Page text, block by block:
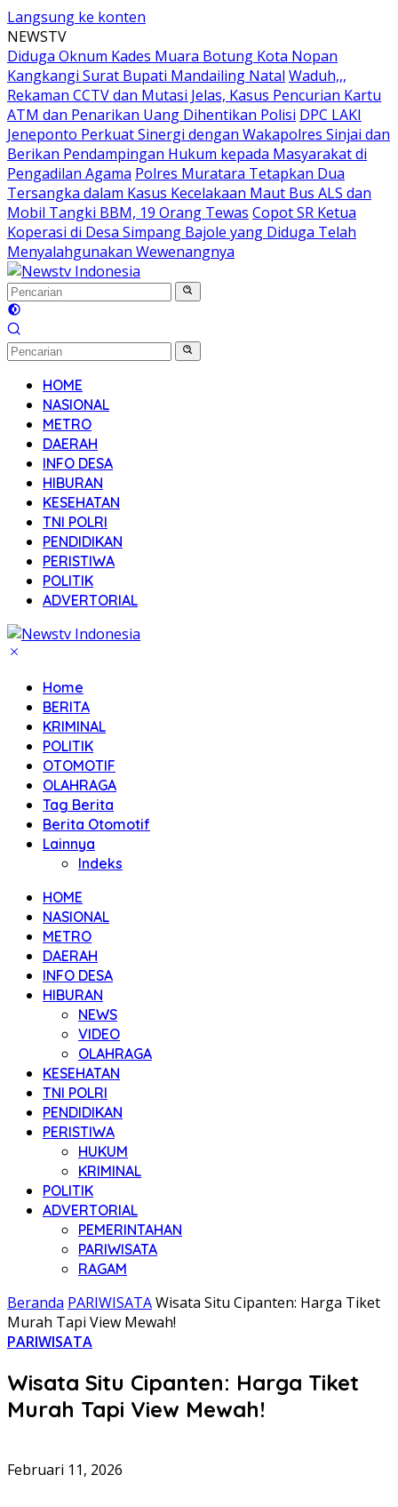
Langsung ke konten
NEWSTV
Diduga Oknum Kades Muara Botung Kota Nopan
Kangkangi Surat Bupati Mandailing Natal Waduh,,,
Rekaman CCTV dan Mutasi Jelas, Kasus Pencurian Kartu
ATM dan Penarikan Uang Dihentikan Polisi DPC LAKI
Jeneponto Perkuat Sinergi dengan Wakapolres Sinjai dan
Berikan Pendampingan Hukum kepada Masyarakat di
Pengadilan Agama Polres Muratara Tetapkan Dua
Tersangka dalam Kasus Kecelakaan Maut Bus ALS dan
Mobil Tangki BBM, 19 Orang Tewas Copot SR Ketua
Koperasi di Desa Simpang Bajole yang Diduga Telah
Menyalahgunakan Wewenangnya
HOME
NASIONAL
METRO
DAERAH
INFO DESA
HIBURAN
KESEHATAN
TNI POLRI
PENDIDIKAN
PERISTIWA
POLITIK
ADVERTORIAL
Home
BERITA
KRIMINAL
POLITIK
OTOMOTIF
OLAHRAGA
Tag Berita
Berita Otomotif
Lainnya
Indeks
HOME
NASIONAL
METRO
DAERAH
INFO DESA
HIBURAN
NEWS
VIDEO
OLAHRAGA
KESEHATAN
TNI POLRI
PENDIDIKAN
PERISTIWA
HUKUM
KRIMINAL
POLITIK
ADVERTORIAL
PEMERINTAHAN
PARIWISATA
RAGAM
Beranda PARIWISATAWisata Situ Cipanten: Harga Tiket
Murah Tapi View Mewah!
PARIWISATA
Wisata Situ Cipanten: Harga Tiket
Murah Tapi View Mewah!
Februari 11, 2026